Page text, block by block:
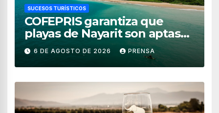
SUCESOS TURÍSTICOS
COFEPRIS garantiza que
playas de Nayarit son aptas
para uso recreativo
6 DE AGOSTO DE 2026 PRENSA